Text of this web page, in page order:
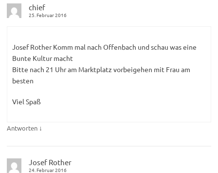
chief
25. Februar 2016
Josef Rother Komm mal nach Offenbach und schau was eine
Bunte Kultur macht
Bitte nach 21 Uhr am Marktplatz vorbeigehen mit Frau am
besten
Viel Spaß
Antworten ↓
Josef Rother
24. Februar 2016